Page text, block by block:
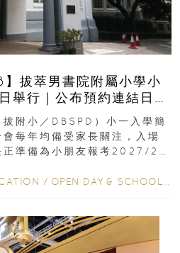
拔萃男書院附屬小學小
舉行｜公布預約連結日期
附小／DBSPD）小一入學簡
每年均備受家長關注，入場
正準備為小朋友報考2027/28
/ OPEN DAY & SCHOOL EVENTS